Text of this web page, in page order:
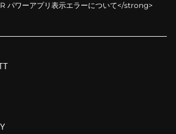
パワーアプリ表示エラーについて</strong>